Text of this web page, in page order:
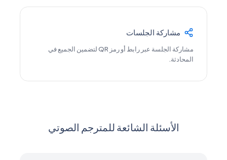
مشاركة الجلسات
مشاركة الجلسة عبر رابط أو رمز QR لتضمين الجميع في
المحادثة.
الأسئلة الشائعة للمترجم الصوتي